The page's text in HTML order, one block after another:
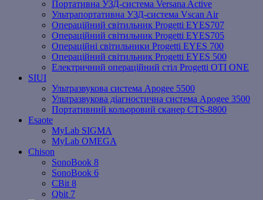
Портативна УЗД-система Versana Active
Ультрапортативна УЗД-система Vscan Air
Операційний світильник Progetti EYES707
Операційний світильник Progetti EYES705
Операційні світильники Progetti EYES 700
Операційний світильник Progetti EYES 500
Електричний операційний стіл Progetti OTI ONE
SIUI
Ультразвукова система Apogee 5500
Ультразвукова діагностична система Apogee 3500
Портативний кольоровий сканер CTS-8800
Esaote
MyLab SIGMA
MyLab OMEGA
Chison
SonoBook 8
SonoBook 6
СBit 8
Qbit 7